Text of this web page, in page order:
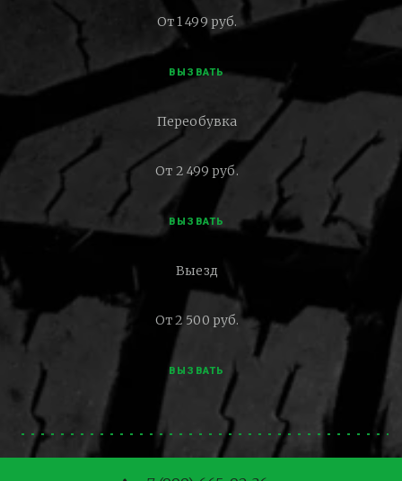
От 1 499 руб.
ВЫЗВАТЬ
Переобувка
От 2 499 руб.
ВЫЗВАТЬ
Выезд
От 2 500 руб.
ВЫЗВАТЬ